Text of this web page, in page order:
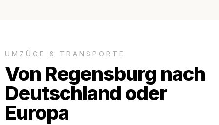
UMZÜGE & TRANSPORTE
Von Regensburg nach
Deutschland oder
Europa